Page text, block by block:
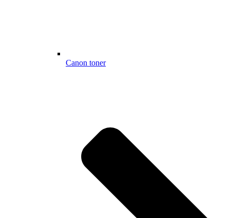
Canon toner